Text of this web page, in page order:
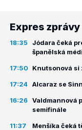
Expres zprávy
18:35
Jódara čeká
španělská
17:50 Knutsonová si
17:24 Alcaraz se
16:26
Valdmannová
semifinále
11:37 Menšíka čeká